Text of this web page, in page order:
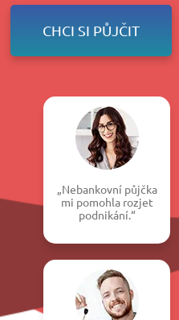
CHCI SI PŮJČIT
„Nebankovní půjčka
mi pomohla rozjet
podnikání.“